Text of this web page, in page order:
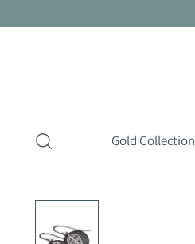
Gold Collection